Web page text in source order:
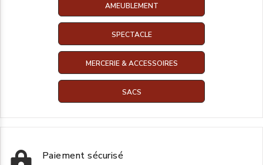
AMEUBLEMENT
SPECTACLE
MERCERIE & ACCESSOIRES
SACS
Paiement sécurisé